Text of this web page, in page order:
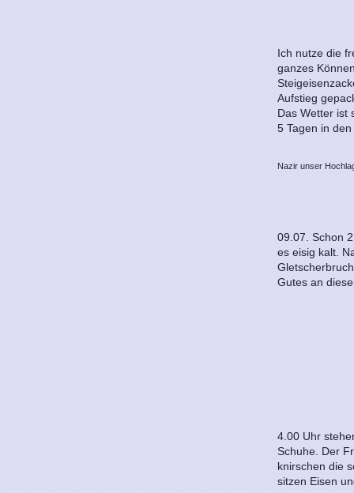
Ich nutze die
ganzes
Aufstieg
Das Wetter ist
5 Tagen in
Nazir unser
09.07. Schon
es eisig kalt.
Gutes an
4.00 Uhr
Schuhe. Der
knirschen die
sitzen Eisen